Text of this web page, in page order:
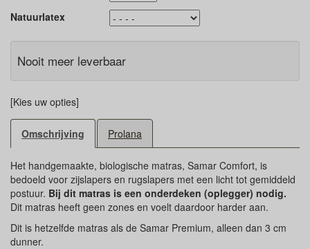
Natuurlatex
Nooit meer leverbaar
[Kies uw opties]
Omschrijving Prolana
Het handgemaakte, biologische matras, Samar Comfort, is
bedoeld voor zijslapers en rugslapers met een licht tot gemiddeld
postuur. Bij dit matras is een onderdeken (oplegger) nodig.
Dit matras heeft geen zones en voelt daardoor harder aan.
Dit is hetzelfde matras als de Samar Premium, alleen dan 3 cm
dunner.